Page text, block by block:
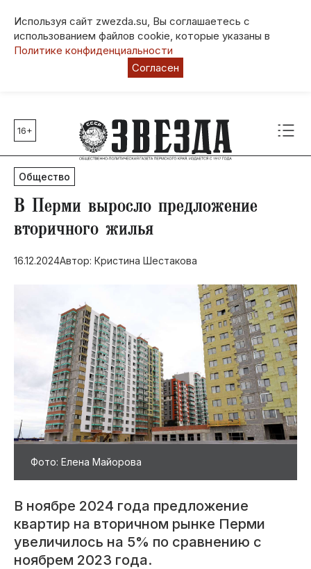
Используя сайт zwezda.su, Вы соглашаетесь с
использованием файлов cookie, которые указаны в
Политике конфиденциальности
Согласен
Главные темы
80 лет Победы
Молодежная столица РФ
СВО
Социальная поддержка
Инфраструктура
16+
Общество
​В Перми выросло предложение
вторичного жилья
16.12.2024Автор: Кристина Шестакова
Фото: Елена Майорова
В ноябре 2024 года предложение
квартир на вторичном рынке Перми
увеличилось на 5% по сравнению с
ноябрем 2023 года.